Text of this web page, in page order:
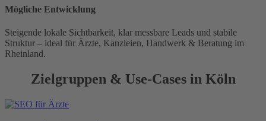
Mögliche Entwicklung
Steigende lokale Sichtbarkeit, klar messbare Leads und stabile
Struktur – ideal für Ärzte, Kanzleien, Handwerk & Beratung im
Rheinland.
Zielgruppen & Use-Cases in Köln